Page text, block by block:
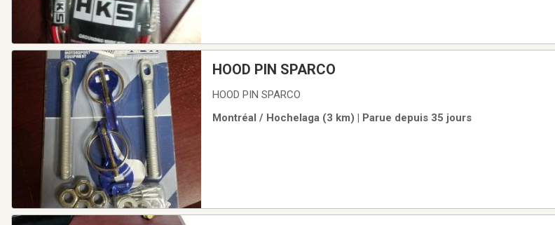
HOOD PIN SPARCO
HOOD PIN SPARCO
Montréal / Hochelaga (3 km) | Parue depuis 35 jours